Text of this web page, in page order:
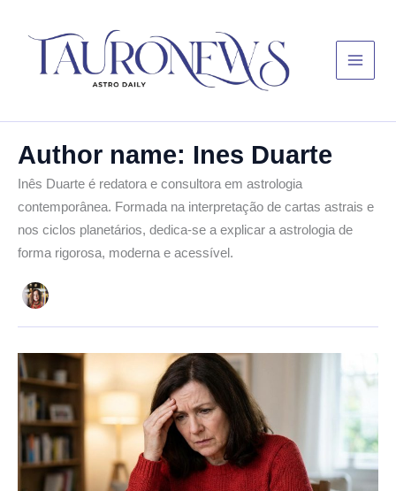
Menu
Author name: Ines Duarte
Inês Duarte é redatora e consultora em astrologia
contemporânea. Formada na interpretação de cartas astrais e
nos ciclos planetários, dedica-se a explicar a astrologia de
forma rigorosa, moderna e acessível.